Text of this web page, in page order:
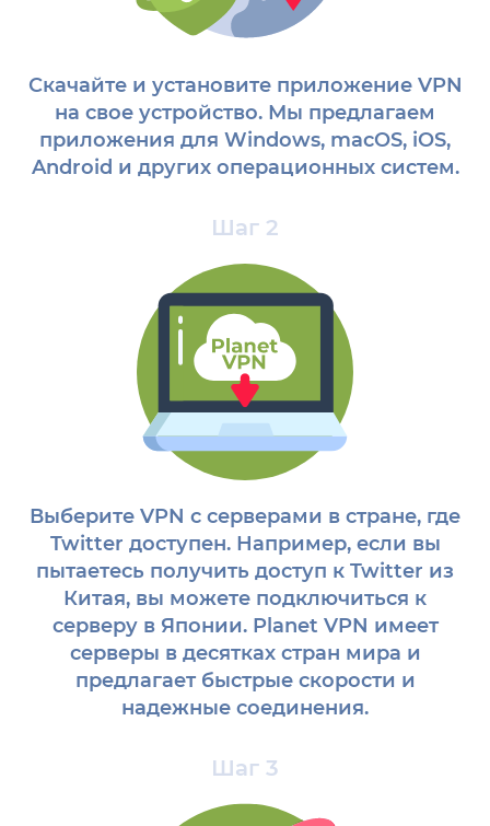
Скачайте и установите приложение VPN
на свое устройство. Мы предлагаем
приложения для Windows, macOS, iOS,
Android и других операционных систем.
Шаг 2
Выберите VPN с серверами в стране, где
Twitter доступен. Например, если вы
пытаетесь получить доступ к Twitter из
Китая, вы можете подключиться к
серверу в Японии. Planet VPN имеет
серверы в десятках стран мира и
предлагает быстрые скорости и
надежные соединения.
Шаг 3